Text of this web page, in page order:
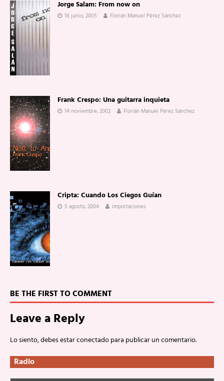
Jorge Salam: From now on
16 junio, 2005 Florián Manuel Pérez Sánchez
Frank Crespo: Una guitarra inquieta
14 noviembre, 2002 Florián Manuel Pérez Sánchez
Cripta: Cuando Los Ciegos Guían
5 agosto, 2004 importaciones
BE THE FIRST TO COMMENT
Leave a Reply
Lo siento, debes estarconectadopara publicar un comentario.
Radio